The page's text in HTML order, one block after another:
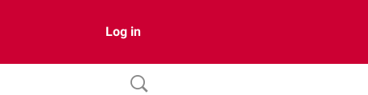
Log in